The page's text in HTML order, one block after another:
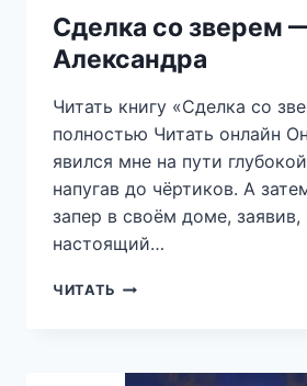
Сделка со зверем
Александра
Читать книгу «Сделка со
полностью Читать онлайн
явился мне на пути
напугав до чёртиков. А
запер в своём доме, заявив,
настоящий…
ЧИТАТЬ СДЕЛКА
САЛИЕВА